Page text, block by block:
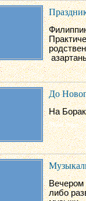
До
На
Вечером
либо